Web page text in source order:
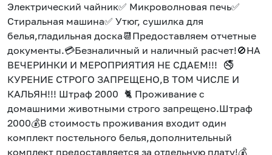
Электрический чайник✅ Микроволновая печь✅
Стиральная машина✅ Утюг, сушилка для
белья,гладильная доска📆Предоставляем отчетные
документы.💳Безналичный и наличный расчет!🚫НА
ВЕЧЕРИНКИ И МЕРОПРИЯТИЯ НЕ СДАЕМ!!! 🚭
КУРЕНИЕ СТРОГО ЗАПРЕЩЕНО,В ТОМ ЧИСЛЕ И
КАЛЬЯН!!! Штраф 2000 🐈 Проживание с
домашними животными строго запрещено.Штраф
2000💰В стоимость проживания входит один
комплект постельного белья,дополнительный
комплект предоставляется за отдельную плату!💰